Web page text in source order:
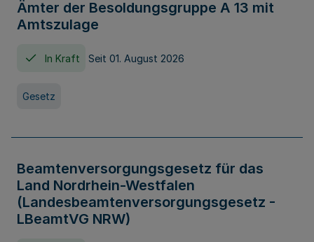
Ämter der Besoldungsgruppe A 13 mit
Amtszulage
In Kraft Seit 01. August 2026
Gesetz
Beamtenversorgungsgesetz für das
Land Nordrhein-Westfalen
(Landesbeamtenversorgungsgesetz -
LBeamtVG NRW)